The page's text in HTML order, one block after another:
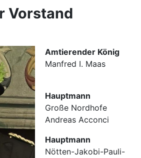
Vorstand
Amtierender König
Manfred I. Maas
Hauptmann
Große Nordhofe
Andreas Acconci
Hauptmann
Nötten-Jakobi-Pauli-